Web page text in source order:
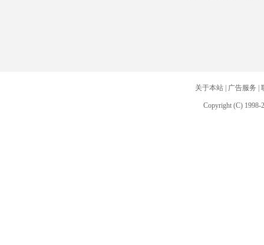
关于本站| 广告服务
Copyright (C) 1998-